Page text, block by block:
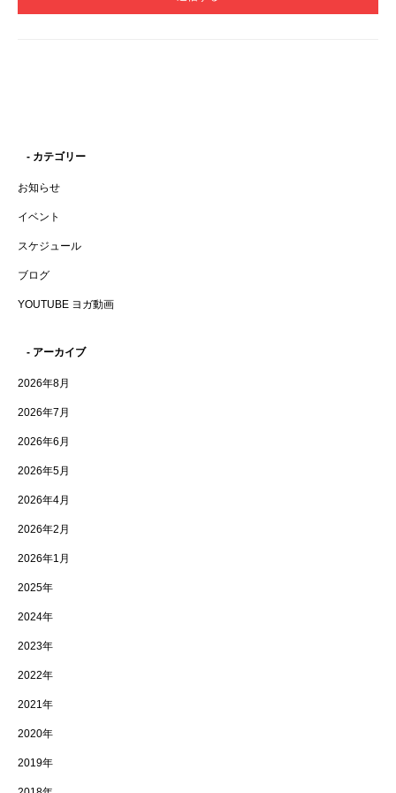
- カテゴリー
お知らせ
イベント
スケジュール
ブログ
YOUTUBE ヨガ動画
- アーカイブ
2026年8月
2026年7月
2026年6月
2026年5月
2026年4月
2026年2月
2026年1月
2025年
2024年
2023年
2022年
2021年
2020年
2019年